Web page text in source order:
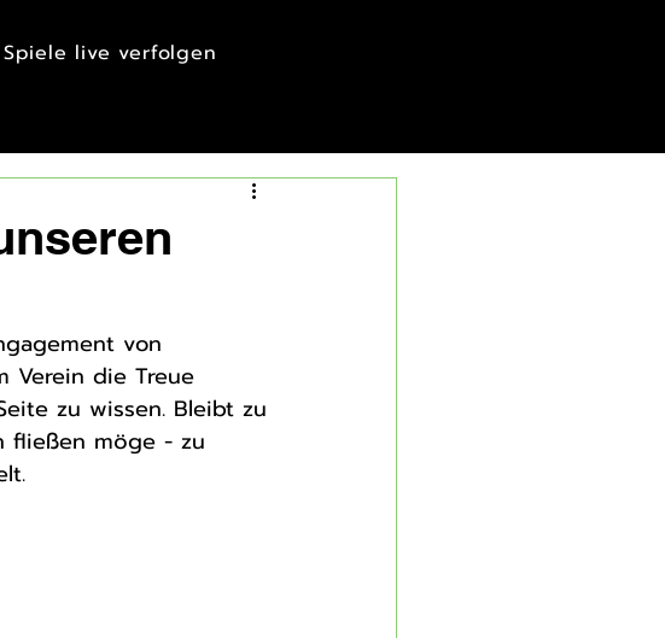
Spiele live verfolgen
von
Verein die Treue
zu wissen. Bleibt zu
fließen möge - zu